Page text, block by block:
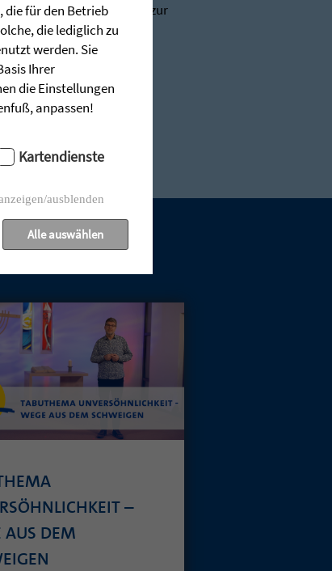
jederzeit sehr gerne zur
–
AUS DEM
die für den Betrieb
die lediglich zu
werden. Sie
Ihrer
die Einstellungen
anpassen!
Kartendienste
ausblenden
Alle auswählen